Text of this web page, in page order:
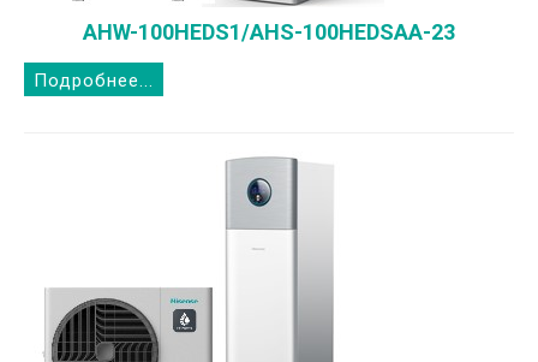
AHW-100HEDS1/AHS-100HEDSAA-23
Подробнее...